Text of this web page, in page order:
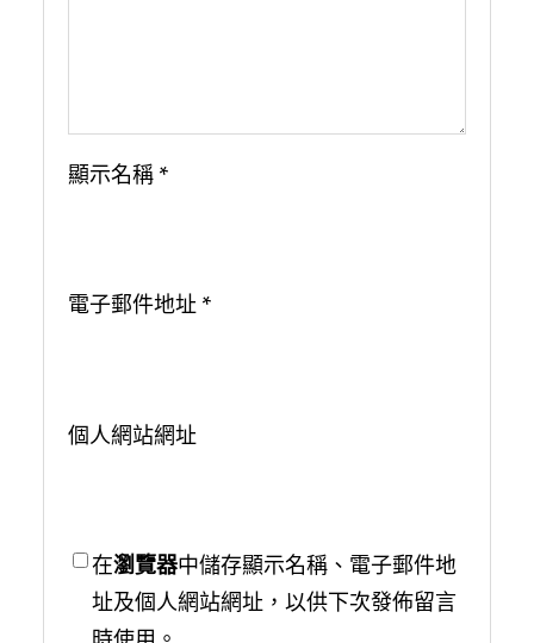
顯示名稱 *
電子郵件地址 *
個人網站網址
在瀏覽器中儲存顯示名稱、電子郵件地
址及個人網站網址，以供下次發佈留言